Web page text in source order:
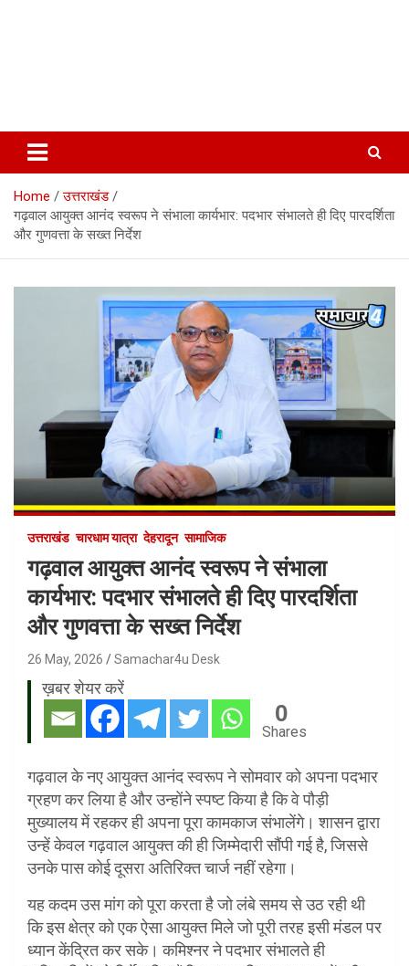
Home
उत्तराखंड
गढ़वाल आयुक्त आनंद स्वरूप ने संभाला कार्यभार: पदभार संभालते ही दिए पारदर्शिता
और गुणवत्ता के सख्त निर्देश
उत्तराखंड चारधाम यात्रा देहरादून सामाजिक
गढ़वाल आयुक्त आनंद स्वरूप ने संभाला
कार्यभार: पदभार संभालते ही दिए पारदर्शिता
और गुणवत्ता के सख्त निर्देश
26 May, 2026 Samachar4u Desk
ख़बर शेयर करें
0
Shares
गढ़वाल के नए आयुक्त आनंद स्वरूप ने सोमवार को अपना पदभार
ग्रहण कर लिया है और उन्होंने स्पष्ट किया है कि वे पौड़ी
मुख्यालय में रहकर ही अपना पूरा कामकाज संभालेंगे। शासन द्वारा
उन्हें केवल गढ़वाल आयुक्त की ही जिम्मेदारी सौंपी गई है, जिससे
उनके पास कोई दूसरा अतिरिक्त चार्ज नहीं रहेगा।
यह कदम उस मांग को पूरा करता है जो लंबे समय से उठ रही थी
कि इस क्षेत्र को एक ऐसा आयुक्त मिले जो पूरी तरह इसी मंडल पर
ध्यान केंद्रित कर सके। कमिश्नर ने पदभार संभालते ही